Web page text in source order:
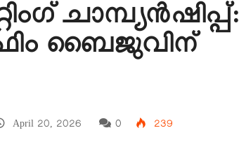
ചാമ്പ്യന്‍ഷിപ്പ്:
ബൈജുവിന്
April 20, 2026 0
239